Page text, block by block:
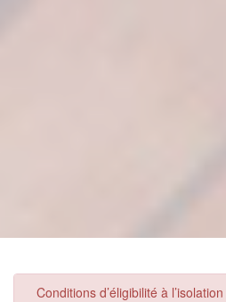
Conditions d’éligibilité à